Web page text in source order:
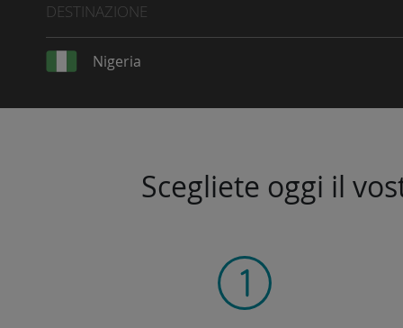
DESTINAZIONE
Nigeria
Scegliete oggi il